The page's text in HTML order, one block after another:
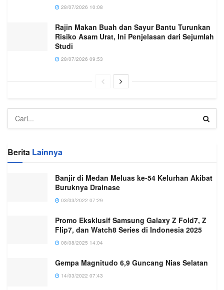
28/07/2026 10:08
Rajin Makan Buah dan Sayur Bantu Turunkan
Risiko Asam Urat, Ini Penjelasan dari Sejumlah
Studi
28/07/2026 09:53
Berita Lainnya
Banjir di Medan Meluas ke-54 Kelurhan Akibat
Buruknya Drainase
03/03/2022 07:29
Promo Eksklusif Samsung Galaxy Z Fold7, Z
Flip7, dan Watch8 Series di Indonesia 2025
08/08/2025 14:04
Gempa Magnitudo 6,9 Guncang Nias Selatan
14/03/2022 07:43